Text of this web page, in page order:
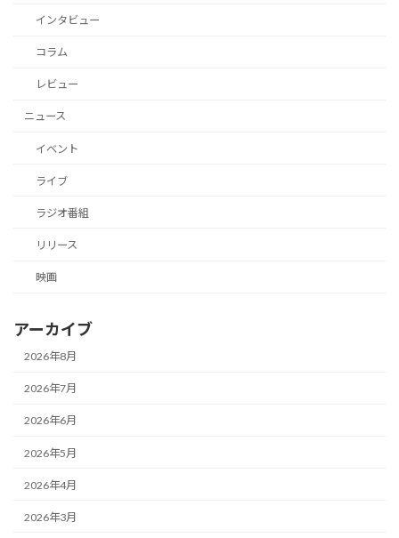
インタビュー
コラム
レビュー
ニュース
イベント
ライブ
ラジオ番組
リリース
映画
アーカイブ
2026年8月
2026年7月
2026年6月
2026年5月
2026年4月
2026年3月